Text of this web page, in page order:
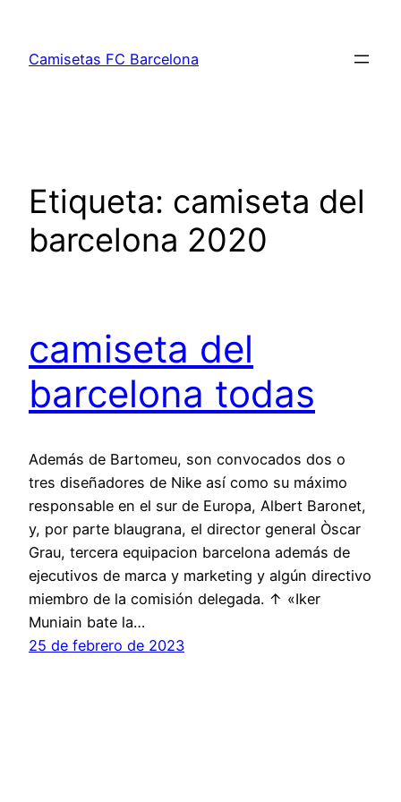
contenido
Camisetas FC Barcelona
Etiqueta: camiseta del
barcelona 2020
camiseta del
barcelona todas
Además de Bartomeu, son convocados dos o
tres diseñadores de Nike así como su máximo
responsable en el sur de Europa, Albert Baronet,
y, por parte blaugrana, el director general Òscar
Grau, tercera equipacion barcelona además de
ejecutivos de marca y marketing y algún directivo
miembro de la comisión delegada. ↑ «Iker
Muniain bate la…
25 de febrero de 2023